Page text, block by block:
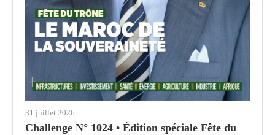
31 juillet 2026
Challenge N° 1024 • Édition spéciale Fête du